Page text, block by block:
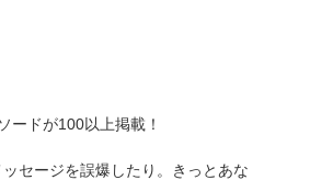
ードが100以上掲載！
セージを誤爆したり。きっとあな